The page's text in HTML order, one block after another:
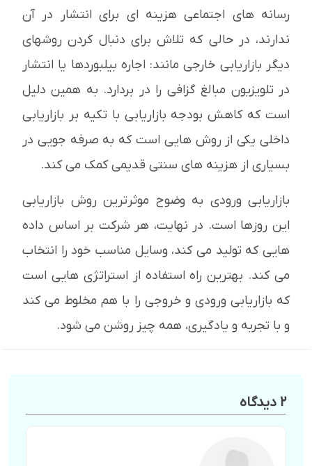
رسانه های اجتماعی هزینه ای برای انتشار در آن
ندارند، در حالی که تلاش برای دنبال کردن روشهای
دیگر بازاریابی خارجی مانند: اجاره بیلبوردها یا انتشار
در تلویزیون مبالغ گزافی را در بردارد. به همین دلیل
است که کاهش بودجه بازاریابی با تکیه بر بازاریابی
داخلی یکی از روش هایی است که به صرفه جویی در
بسیاری از هزینه های سنتی قدیمی کمک می کند.
بازاریابی ورودی به وضوح موثرترین روش بازاریابی
این روزها است. در نهایت، هر شرکت بر اساس داده
هایی که تولید می کند، وسایل مناسب خود را انتخاب
می کند. بهترین راه استفاده از استراتژی هایی است
که بازاریابی ورودی و خروجی را با هم مخلوط می کند
و با تجربه و یادگیری، همه چیز روشن می شود.
2 دیدگاه